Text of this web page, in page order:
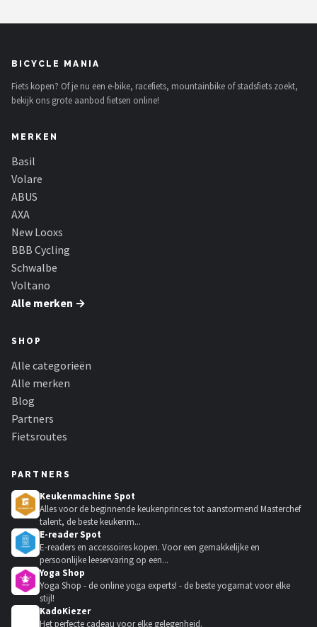
BICYCLE MANIA
Fiets kopen? Of je nu een e-bike, racefiets, mountainbike of stadsfiets zoekt,
bekijk ons grote aanbod fietsen online!
MERKEN
Basil
Volare
ABUS
AXA
New Looxs
BBB Cycling
Schwalbe
Voltano
Alle merken →
SHOP
Alle categorieën
Alle merken
Blog
Partners
Fietsroutes
PARTNERS
Keukenmachine Spot
Alles voor de beginnende keukenprinces tot aanstormend Masterchef
talent, de beste keukenm...
E-reader Spot
E-readers en accessoires kopen. Voor een gemakkelijke en
persoonlijke leeservaring op een...
Yoga Shop
Yoga Shop - de online yoga experts! - de beste yogamat voor elke
stijl!
KadoKiezer
Het perfecte cadeau voor elke gelegenheid.